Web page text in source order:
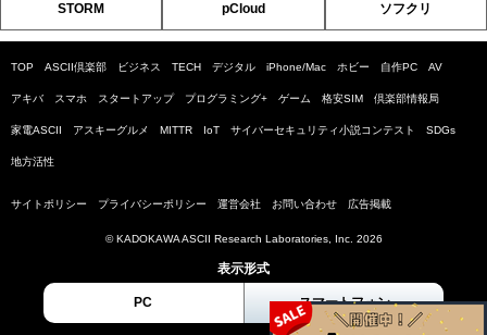
STORM pCloud ソフクリ
TOP ASCII倶楽部 ビジネス TECH デジタル iPhone/Mac ホビー 自作PC AV
アキバ スマホ スタートアップ プログラミング+ ゲーム 格安SIM 倶楽部情報局
家電ASCII アスキーグルメ MITTR IoT サイバーセキュリティ小説コンテスト SDGs
地方活性
サイトポリシー プライバシーポリシー 運営会社 お問い合わせ 広告掲載
© KADOKAWA ASCII Research Laboratories, Inc. 2026
表示形式
PC スマートフォン